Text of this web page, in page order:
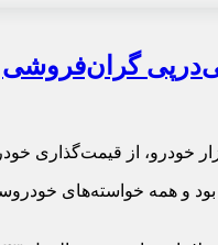
گران‌فروشی
و همه خواسته‌های